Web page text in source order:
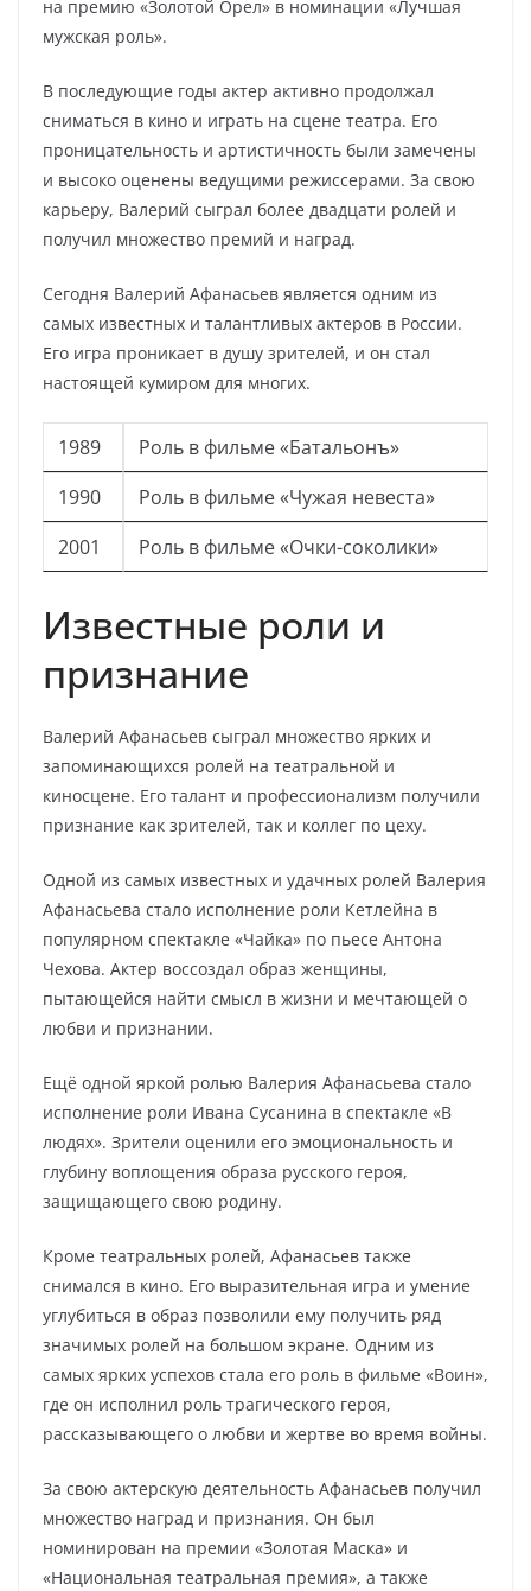
на премию «Золотой Орел» в номинации «Лучшая
мужская роль».
В последующие годы актер активно продолжал
сниматься в кино и играть на сцене театра. Его
проницательность и артистичность были замечены
и высоко оценены ведущими режиссерами. За свою
карьеру, Валерий сыграл более двадцати ролей и
получил множество премий и наград.
Сегодня Валерий Афанасьев является одним из
самых известных и талантливых актеров в России.
Его игра проникает в душу зрителей, и он стал
настоящей кумиром для многих.
1989
Роль в фильме «Батальонъ»
1990
Роль в фильме «Чужая невеста»
2001
Роль в фильме «Очки-соколики»
Известные роли и
признание
Валерий Афанасьев сыграл множество ярких и
запоминающихся ролей на театральной и
киносцене. Его талант и профессионализм получили
признание как зрителей, так и коллег по цеху.
Одной из самых известных и удачных ролей Валерия
Афанасьева стало исполнение роли Кетлейна в
популярном спектакле «Чайка» по пьесе Антона
Чехова. Актер воссоздал образ женщины,
пытающейся найти смысл в жизни и мечтающей о
любви и признании.
Ещё одной яркой ролью Валерия Афанасьева стало
исполнение роли Ивана Сусанина в спектакле «В
людях». Зрители оценили его эмоциональность и
глубину воплощения образа русского героя,
защищающего свою родину.
Кроме театральных ролей, Афанасьев также
снимался в кино. Его выразительная игра и умение
углубиться в образ позволили ему получить ряд
значимых ролей на большом экране. Одним из
самых ярких успехов стала его роль в фильме «Воин»,
где он исполнил роль трагического героя,
рассказывающего о любви и жертве во время войны.
За свою актерскую деятельность Афанасьев получил
множество наград и признания. Он был
номинирован на премии «Золотая Маска» и
«Национальная театральная премия», а также